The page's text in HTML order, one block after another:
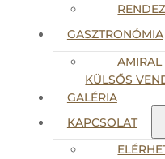
GASZTRONÓMIA
AMIRAL
KÜLSŐS
GALÉRIA
KAPCSOLAT